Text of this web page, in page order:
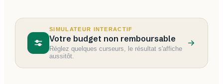
SIMULATEUR INTERACTIF
Votre budget non remboursable
Réglez quelques curseurs, le résultat s'affiche
aussitôt.